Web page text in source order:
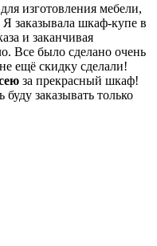
изготовления мебели,
заказывала шкаф-купе в
и заканчивая
Все было сделано очень
ещё скидку сделали!
за прекрасный шкаф!
заказывать только